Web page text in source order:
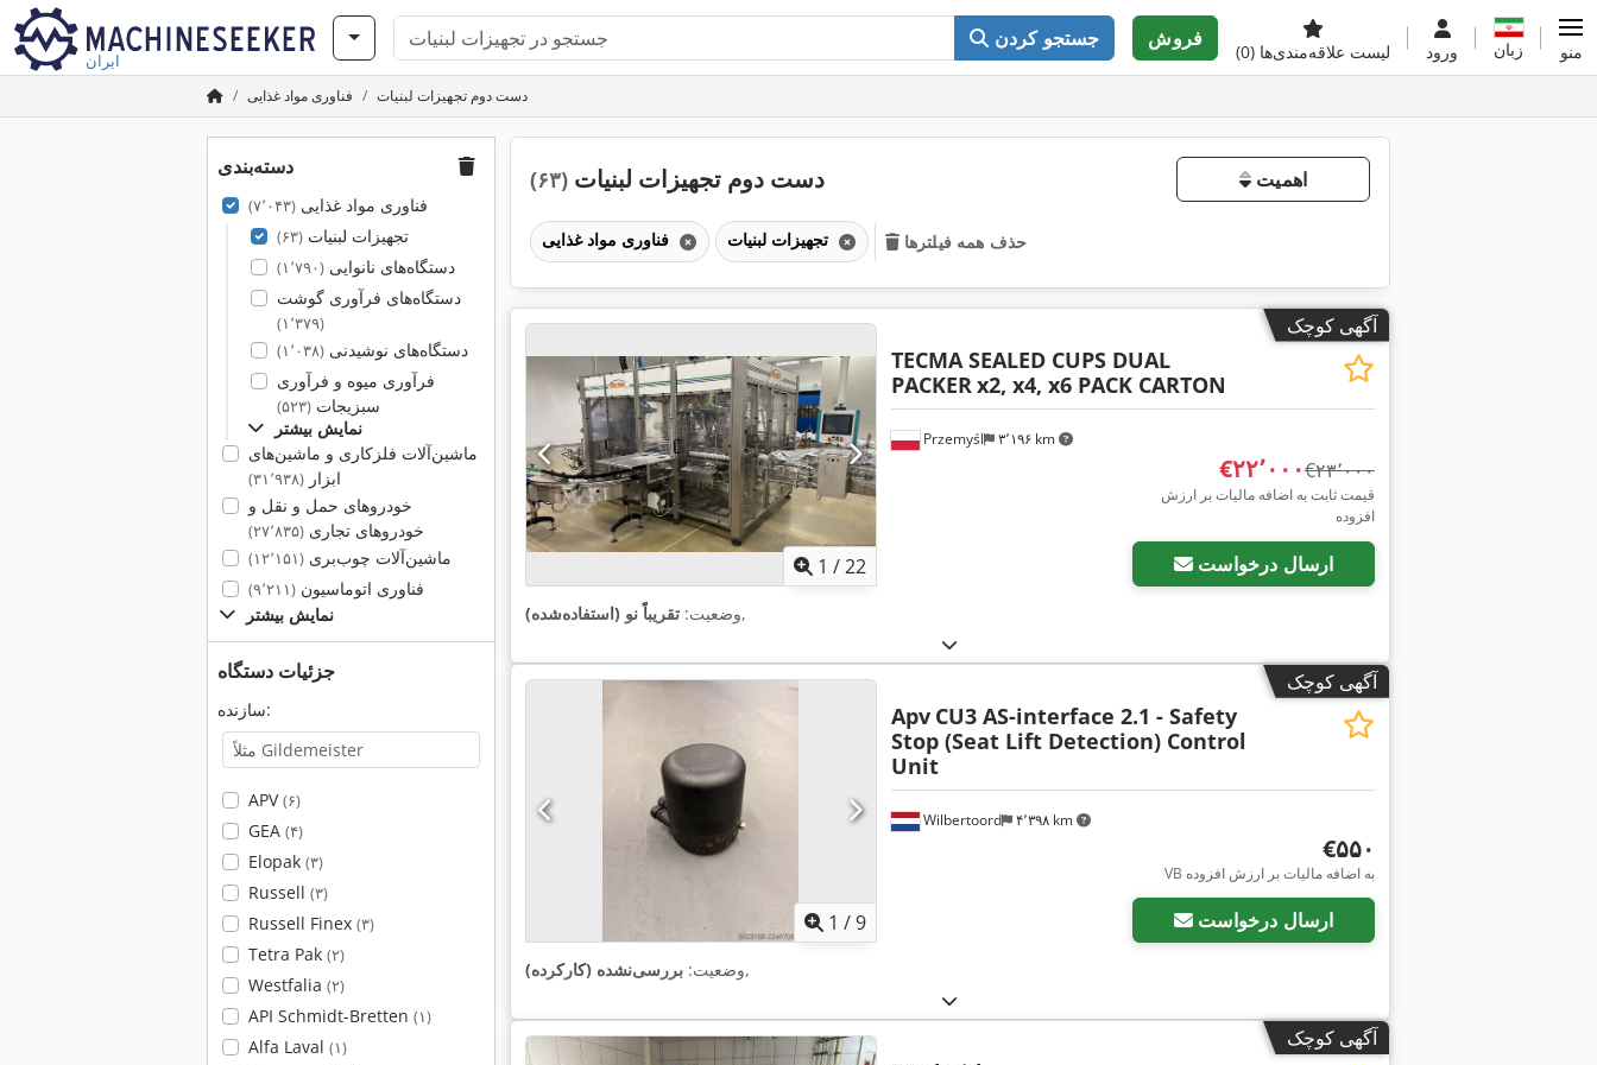
ایران
جستجو کردن فروش
لیست علاقه‌مندی‌ها (0) ورود زبان منو
فناوری مواد غذایی دست دوم تجهیزات لبنیات
دسته‌بندی
فناوری مواد غذایی(۷٬۰۴۳)
تجهیزات لبنیات(۶۳)
دستگاه‌های نانوایی(۱٬۷۹۰)
دستگاه‌های فرآوری گوشت
(۱٬۳۷۹)
دستگاه‌های نوشیدنی(۱٬۰۳۸)
فرآوری میوه و فرآوری
سبزیجات(۵۲۳)
نمایش بیشتر
ماشین‌آلات فلزکاری و ماشین‌های
ابزار(۳۱٬۹۳۸)
خودروهای حمل و نقل و
خودروهای تجاری(۲۷٬۸۳۵)
ماشین‌آلات چوب‌بری(۱۲٬۱۵۱)
فناوری اتوماسیون(۹٬۲۱۱)
نمایش بیشتر
جزئیات دستگاه
سازنده:
APV(۶)
GEA (۴)
Elopak (۳)
Russell (۳)
Russell Finex (۳)
Tetra Pak (۲)
Westfalia (۲)
API Schmidt-Bretten (۱)
Alfa Laval (۱)
دست دوم تجهیزات لبنیات (۶۳) اهمیت
فناوری مواد غذایی تجهیزات لبنیات حذف همه فیلترها
آگهی کوچک
1 /22
Przemyśl ۳٬۱۹۶ km
TECMA SEALED CUPS DUAL
PACKER x2, x4, x6 PACK CARTON
‎€۲۲٬۰۰۰ ‎€۲۳٬۰۰۰
قیمت ثابت به اضافه مالیات بر ارزش
افزوده
ارسال درخواست
وضعیت: تقریباً نو (استفاده‌شده) ,
آگهی کوچک
1 /9
Wilbertoord ۴٬۳۹۸ km
Apv CU3 AS-interface 2.1 - Safety
Stop (Seat Lift Detection) Control
Unit
‎€۵۵۰
VB به اضافه مالیات بر ارزش افزوده
ارسال درخواست
وضعیت: بررسی‌نشده (کارکرده) ,
آگهی کوچک